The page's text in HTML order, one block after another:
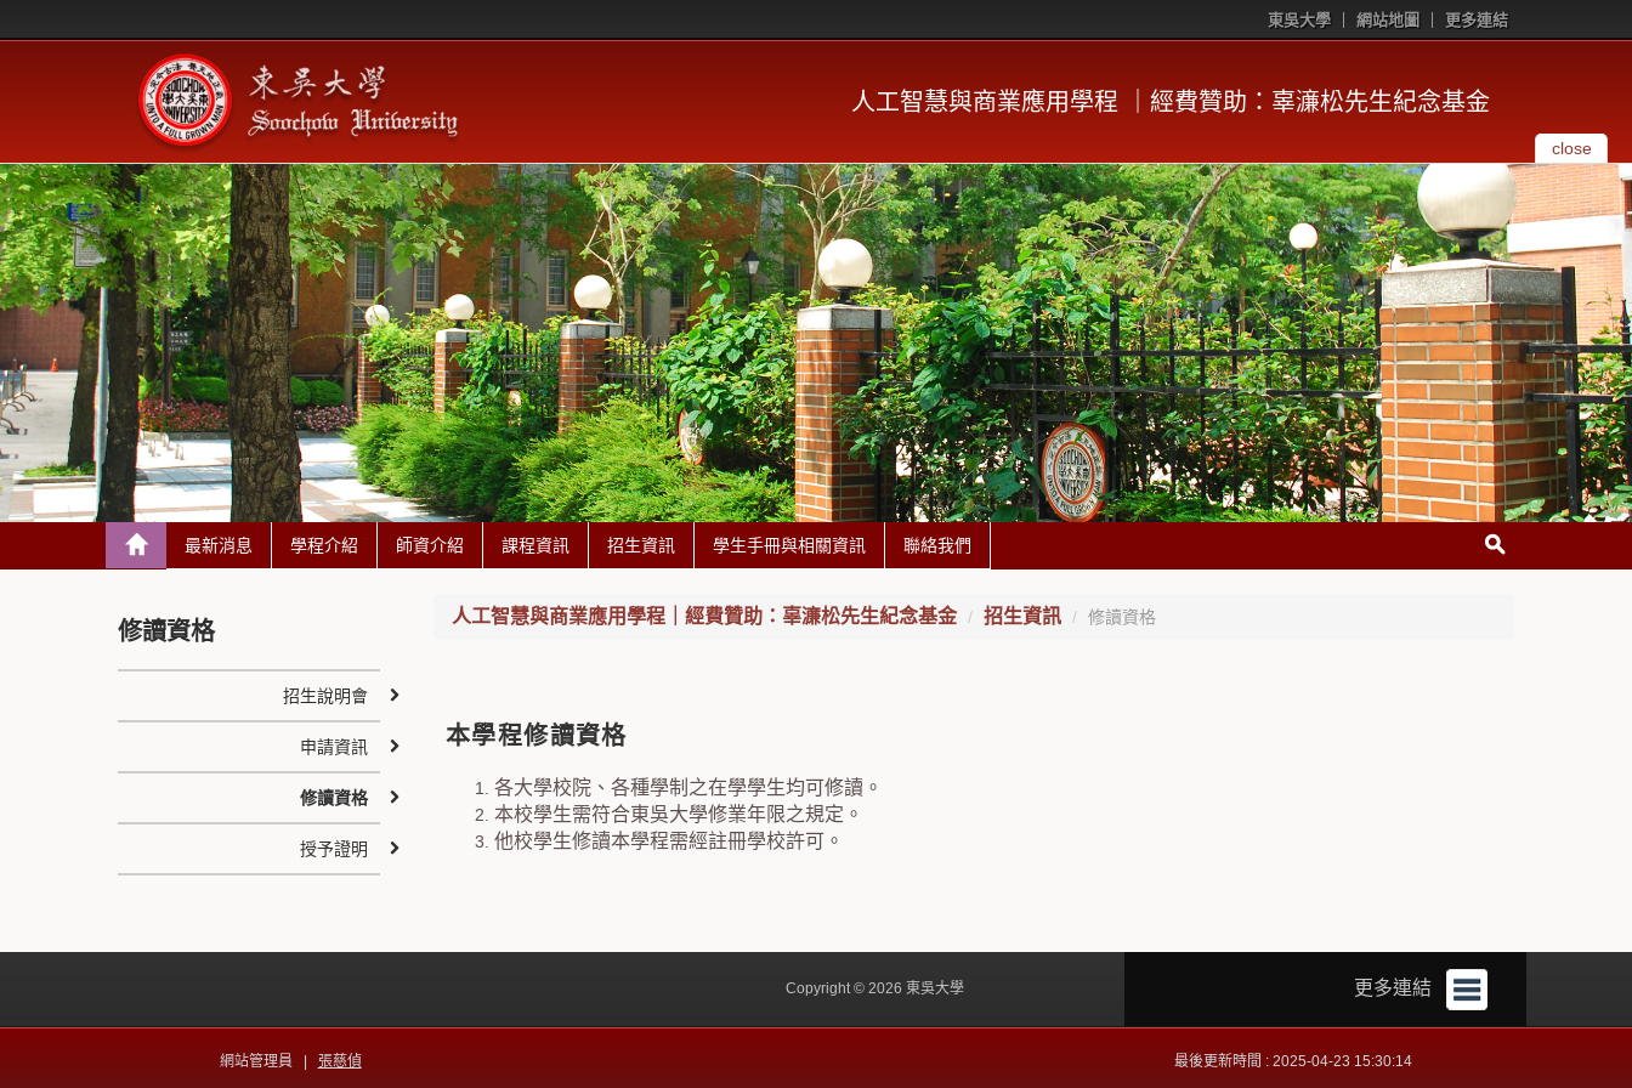
東吳大學 網站地圖 更多連結
人工智慧與商業應用學程 ｜經費贊助：辜濓松先生紀念基金
close
最新消息 學程介紹 師資介紹 課程資訊 招生資訊 學生手冊與相關資訊 聯絡我們
人工智慧與商業應用學程｜經費贊助：辜濓松先生紀念基金 招生資訊 修讀資格
本學程修讀資格
各大學校院、各種學制之在學學生均可修讀。
本校學生需符合東吳大學修業年限之規定。
他校學生修讀本學程需經註冊學校許可。
修讀資格
招生說明會
申請資訊
修讀資格
授予證明
更多連結
Copyright © 2026 東吳大學
網站管理員 | 張慈偵 最後更新時間 : 2025-04-23 15:30:14